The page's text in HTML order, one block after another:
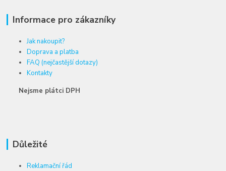
Informace pro zákazníky
Jak nakoupit?
Doprava a platba
FAQ (nejčastější dotazy)
Kontakty
Nejsme plátci DPH
Důležité
Reklamační řád